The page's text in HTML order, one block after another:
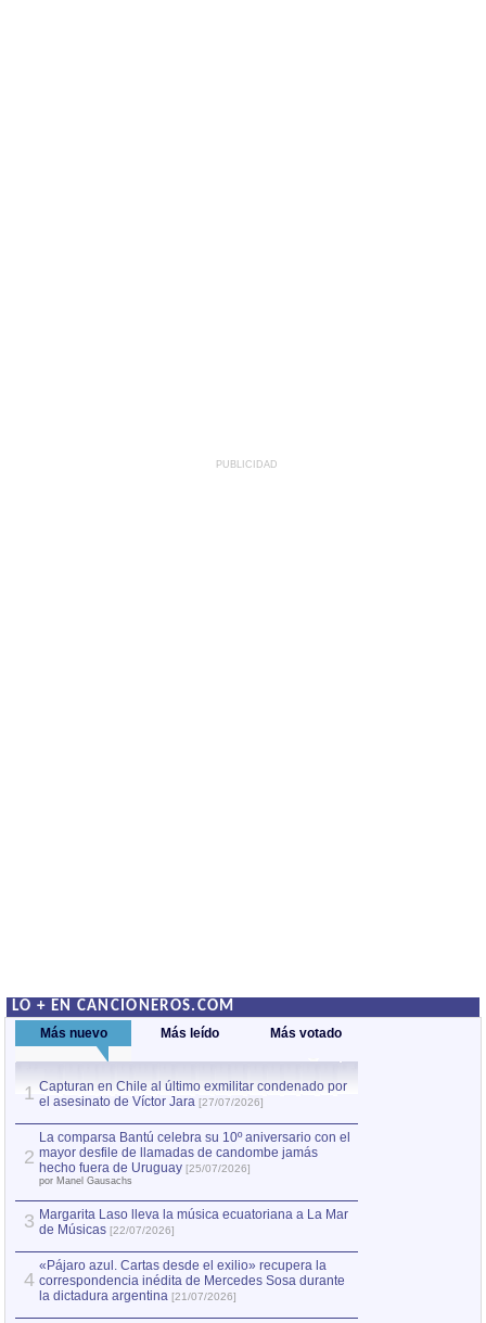
PUBLICIDAD
LO + EN CANCIONEROS.COM
Más nuevo Más leído Más votado
1 Capturan en Chile al último exmilitar condenado por
el asesinato de Víctor Jara [27/07/2026]
2
La comparsa Bantú celebra su 10º aniversario con el
mayor desfile de llamadas de candombe jamás
hecho fuera de Uruguay [25/07/2026]
por Manel Gausachs
3 Margarita Laso lleva la música ecuatoriana a La Mar
de Músicas [22/07/2026]
4
«Pájaro azul. Cartas desde el exilio» recupera la
correspondencia inédita de Mercedes Sosa durante
la dictadura argentina [21/07/2026]